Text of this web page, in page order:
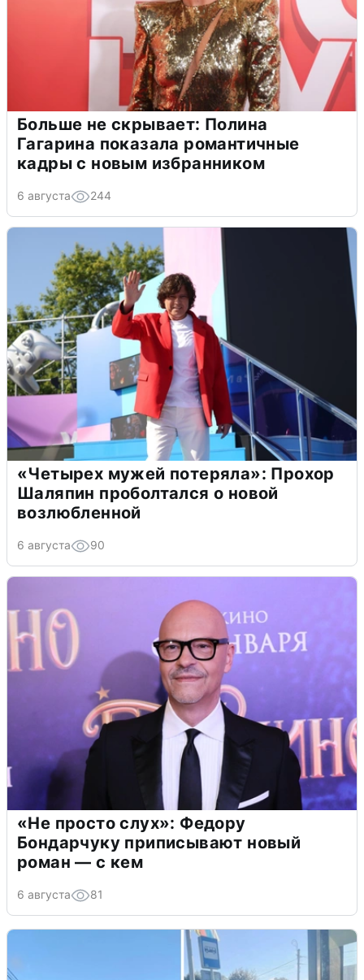
Больше не скрывает: Полина
Гагарина показала романтичные
кадры с новым избранником
6 августа 244
«Четырех мужей потеряла»: Прохор
Шаляпин проболтался о новой
возлюбленной
6 августа 90
«Не просто слух»: Федору
Бондарчуку приписывают новый
роман — с кем
6 августа 81